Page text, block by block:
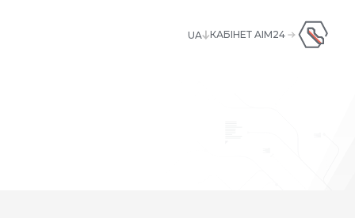
UA
КАБІНЕТ AIM24